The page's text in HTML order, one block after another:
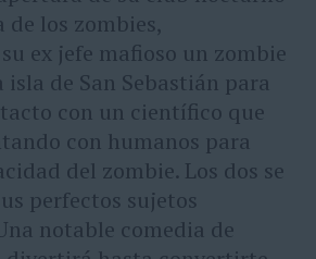
los zombies,
ex jefe mafioso un zombie
de San Sebastián para
con un científico que
con humanos para
del zombie. Los dos se
perfectos sujetos
notable comedia de